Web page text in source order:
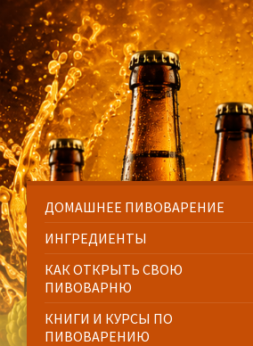
to
content
to
left
sidebar
to
right
sidebar
to
footer
ДОМАШНЕЕ ПИВОВАРЕНИЕ
ИНГРЕДИЕНТЫ
КАК ОТКРЫТЬ СВОЮ
ПИВОВАРНЮ
КНИГИ И КУРСЫ ПО
ПИВОВАРЕНИЮ